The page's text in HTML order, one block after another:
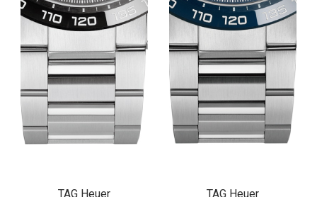
TAG Heuer
TAG Heuer